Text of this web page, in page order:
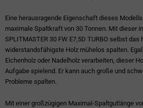
Eine herausragende Eigenschaft dieses
maximale Spaltkraft von 30 Tonnen. Mit dieser
SPLITMASTER 30 FW E7,5D TURBO selbst das
widerstandsfähigste Holz mühelos spalten.
Eichenholz oder Nadelholz verarbeiten, dieser
Aufgabe spielend. Er kann auch große und
Probleme spalten.
Mit einer großzügigen Maximal-Spaltgutlänge